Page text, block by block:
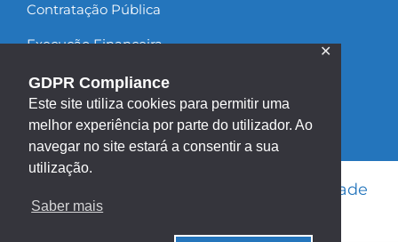
GDPR Compliance
Este site utiliza cookies para permitir uma
melhor experiência por parte do utilizador. Ao
navegar no site estará a consentir a sua
utilização.
Saber mais
✕
Contratação Pública
Execução Financeira
Recursos Humanos
Política de Privacidade
|Política de Cookies